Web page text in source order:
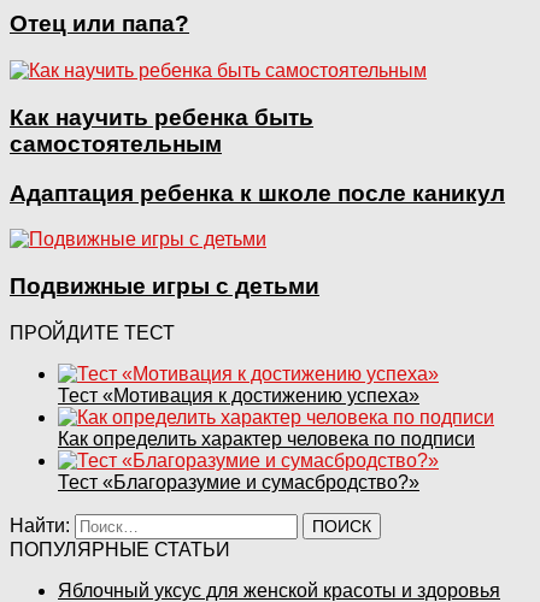
Отец или папа?
Как научить ребенка быть
самостоятельным
Адаптация ребенка к школе после каникул
Подвижные игры с детьми
ПРОЙДИТЕ ТЕСТ
Тест «Мотивация к достижению успеха»
Как определить характер человека по подписи
Тест «Благоразумие и сумасбродство?»
Найти:
ПОПУЛЯРНЫЕ СТАТЬИ
Яблочный уксус для женской красоты и здоровья